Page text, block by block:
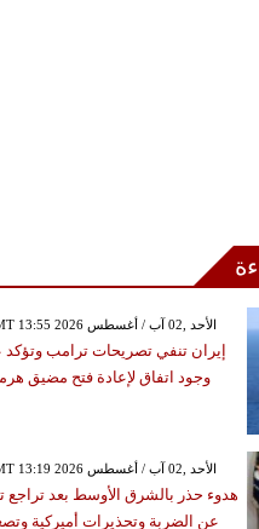
GMT 13:55 2026 الأحد ,02 آب / أغسطس
إيران تنفي تصريحات ترامب وتؤكد
وجود اتفاق لإعادة فتح مضيق
GMT 13:19 2026 الأحد ,02 آب / أغسطس
هدوء حذر بالشرق الأوسط بعد تراجع
عن الضربة وتحذيرات أميركية